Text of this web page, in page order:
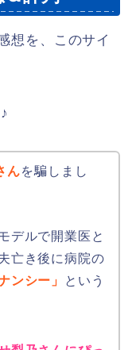
想を、このサイ
んを騙しまし
デルで開業医と
亡き後に病院の
ンシー」
という